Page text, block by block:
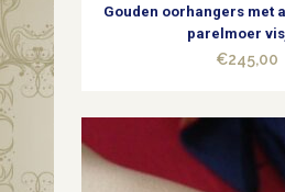
Gouden oorhangers met
parelmoer
€245,00